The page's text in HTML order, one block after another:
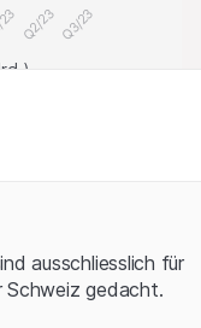
Q2/23 Q3/23
für
ausschliesslich für
Schweiz gedacht.